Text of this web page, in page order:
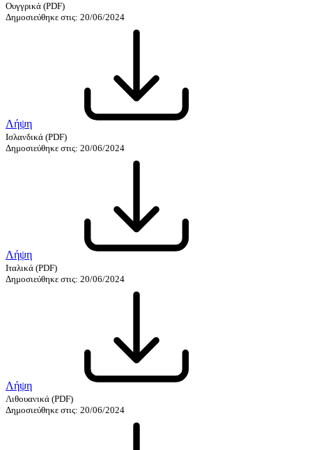
Ουγγρικά (PDF)
Δημοσιεύθηκε στις: 20/06/2024
Λήψη
Ισλανδικά (PDF)
Δημοσιεύθηκε στις: 20/06/2024
Λήψη
Ιταλικά (PDF)
Δημοσιεύθηκε στις: 20/06/2024
Λήψη
Λιθουανικά (PDF)
Δημοσιεύθηκε στις: 20/06/2024